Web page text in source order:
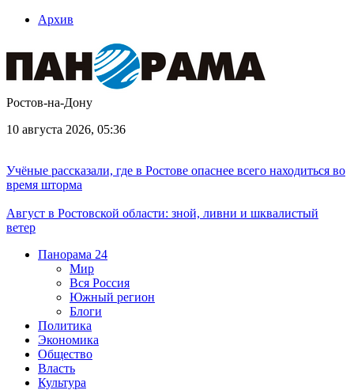
Архив
Ростов-на-Дону
10 августа 2026, 05:36
Учёные рассказали, где в Ростове опаснее всего находиться во
время шторма
Август в Ростовской области: зной, ливни и шквалистый
ветер
Панорама 24
Мир
Вся Россия
Южный регион
Блоги
Политика
Экономика
Общество
Власть
Культура